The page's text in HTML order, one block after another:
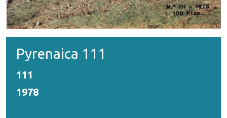
Pyrenaica 111
111
1978